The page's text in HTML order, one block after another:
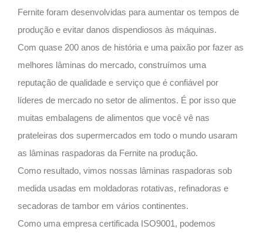
Fernite foram desenvolvidas para aumentar os tempos de
produção e evitar danos dispendiosos às máquinas.
Com quase 200 anos de história e uma paixão por fazer as
melhores lâminas do mercado, construímos uma
reputação de qualidade e serviço que é confiável por
líderes de mercado no setor de alimentos. É por isso que
muitas embalagens de alimentos que você vê nas
prateleiras dos supermercados em todo o mundo usaram
as lâminas raspadoras da Fernite na produção.
Como resultado, vimos nossas lâminas raspadoras sob
medida usadas em moldadoras rotativas, refinadoras e
secadoras de tambor em vários continentes.
Como uma empresa certificada ISO9001, podemos